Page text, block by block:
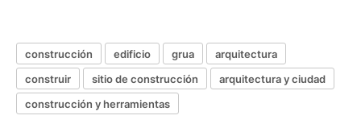
construcción edificio grua
arquitectura
construir
sitio de construcción
arquitectura y ciudad
construcción y herramientas